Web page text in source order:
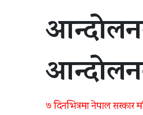
७ दिनभित्रमा नेपाल सरकार